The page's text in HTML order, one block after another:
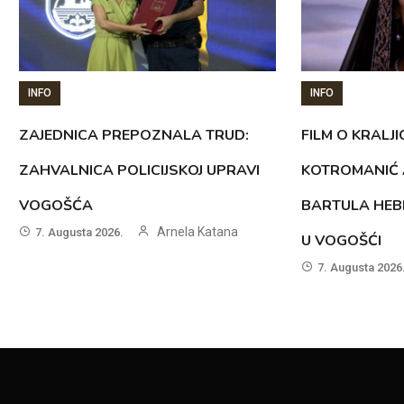
INFO
ZAJEDNICA PREPOZNALA TRUD:
ZAHVALNICA POLICIJSKOJ UPRAVI
VOGOŠĆA
7. Augusta 2026. Arnela Katana
INFO
FILM O
KOTROMANIĆ
BARTULA
U VOGOŠĆI
7. Augusta 2026.